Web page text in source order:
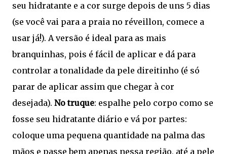
seu hidratante e a cor surge depois de uns 5 dias
(se você vai para a praia no réveillon, comece a
usar já!). A versão é ideal para as mais
branquinhas, pois é fácil de aplicar e dá para
controlar a tonalidade da pele direitinho (é só
parar de aplicar assim que chegar à cor
desejada). No truque: espalhe pelo corpo como se
fosse seu hidratante diário e vá por partes:
coloque uma pequena quantidade na palma das
mãos e passe bem apenas nessa região, até a pele